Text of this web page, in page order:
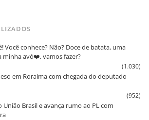
Você conhece? Não? Doce de batata, uma
minha avó❤️, vamos fazer?
(1.030)
em Roraima com chegada do deputado
(952)
Brasil e avança rumo ao PL com